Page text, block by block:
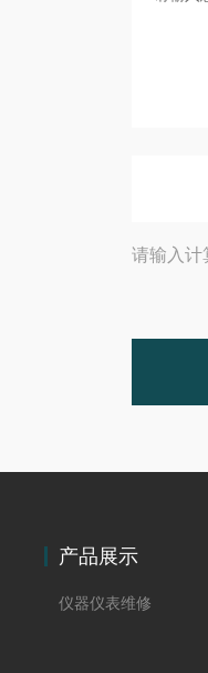
请输入计
产品展示
仪器仪表维修